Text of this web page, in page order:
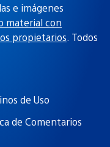
e imágenes
material con
propietarios. Todos
de Uso
de Comentarios